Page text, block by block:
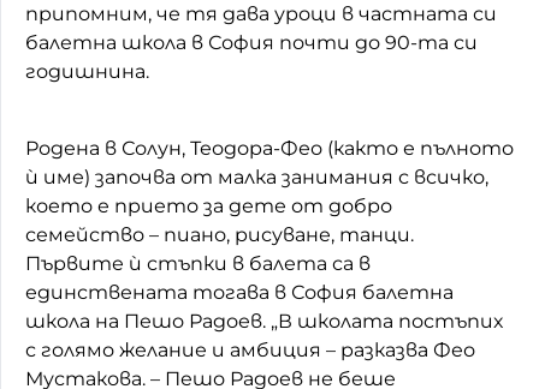
припомним, че тя дава уроци в частната си
балетна школа в София почти до 90-та си
годишнина.
Родена в Солун, Теодора-Фео (както е пълното
ѝ име) започва от малка занимания с всичко,
което е прието за дете от добро
семейство – пиано, рисуване, танци.
Първите ѝ стъпки в балета са в
единствената тогава в София балетна
школа на Пешо Радоев. „В школата постъпих
с голямо желание и амбиция – разказва Фео
Мустакова. – Пешо Радоев не беше